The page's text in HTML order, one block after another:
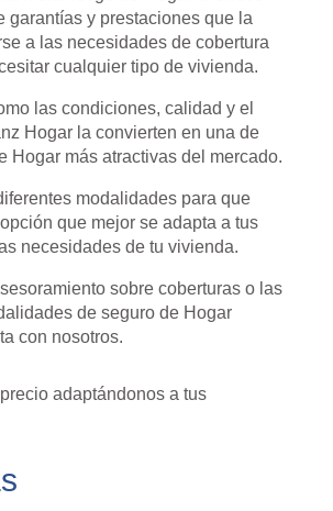
garantías y prestaciones que la
a las necesidades de cobertura
cualquier tipo de vivienda.
las condiciones, calidad y el
Hogar la convierten en una de
Hogar más atractivas del mercado.
modalidades para que
que mejor se adapta a tus
necesidades de tu vivienda.
sobre coberturas o las
de seguro de Hogar
con nosotros.
adaptándonos a tus